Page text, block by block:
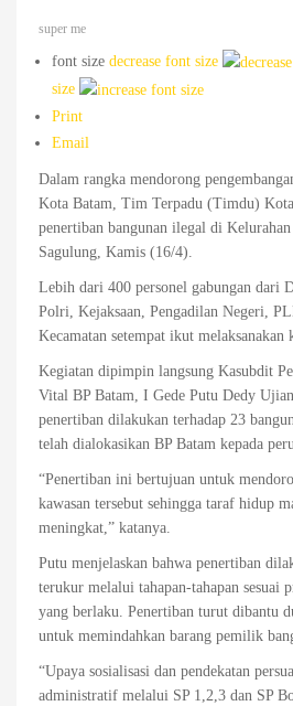
super me
font size decrease font size
size
Print
Email
Dalam rangka mendorong
Kota Batam, Tim Terpadu (Timdu)
penertiban bangunan ilegal di
Sagulung, Kamis (16/4).
Lebih dari 400 personel gabungan dari
Polri, Kejaksaan, Pengadilan Negeri,
Kecamatan setempat ikut melaksanakan
Kegiatan dipimpin langsung Kasubdit
Vital BP Batam, I Gede Putu Dedy
penertiban dilakukan terhadap 23
telah dialokasikan BP Batam kepada
“Penertiban ini bertujuan untuk
kawasan tersebut sehingga taraf hidup
meningkat,” katanya.
Putu menjelaskan bahwa penertiban
terukur melalui tahapan-tahapan sesuai
yang berlaku. Penertiban turut dibantu
untuk memindahkan barang pemilik
“Upaya sosialisasi dan pendekatan
administratif melalui SP 1,2,3 dan SP